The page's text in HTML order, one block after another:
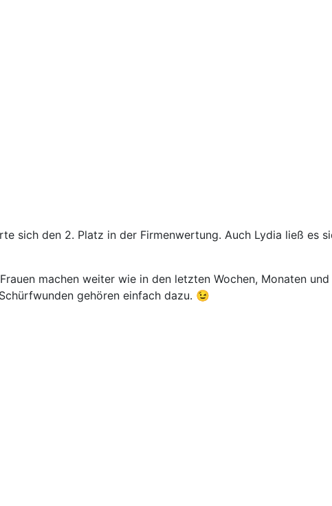
sich den 2. Platz in der Firmenwertung. Auch Lydia ließ es
machen weiter wie in den letzten Wochen, Monaten und
gehören einfach dazu. 😉